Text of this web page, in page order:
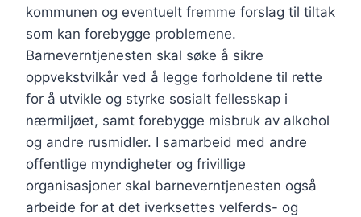
kommunen og eventuelt fremme forslag til tiltak
som kan forebygge problemene.
Barneverntjenesten skal søke å sikre
oppvekstvilkår ved å legge forholdene til rette
for å utvikle og styrke sosialt fellesskap i
nærmiljøet, samt forebygge misbruk av alkohol
og andre rusmidler. I samarbeid med andre
offentlige myndigheter og frivillige
organisasjoner skal barneverntjenesten også
arbeide for at det iverksettes velferds- og